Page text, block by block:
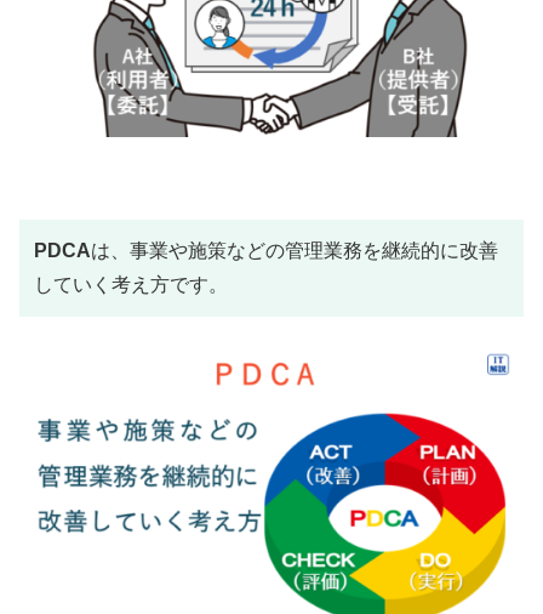
PDCAは、事業や施策などの管理業務を継続的に改善
していく考え方です。